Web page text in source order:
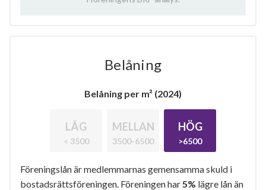
Belåning
Belåning per m² (2024)
LÅG
< 3500
MELLAN
3500-6500
HÖG
>6500
Föreningslån är medlemmarnas gemensamma skuld i
bostadsrättsföreningen. Föreningen har5% lägre lån än